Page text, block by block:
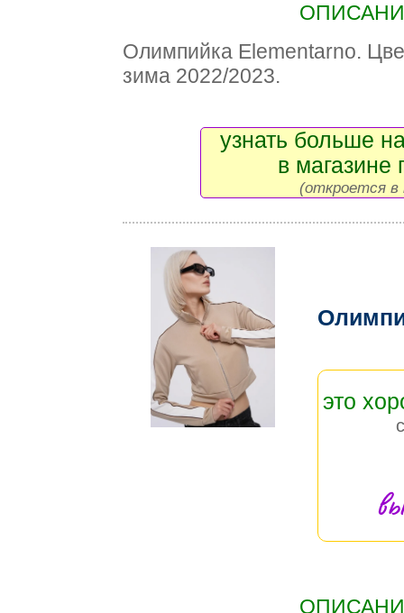
Олимпийка Elementarno.
зима 2022/2023.
узнать больше
в магазине
(откроется в
это